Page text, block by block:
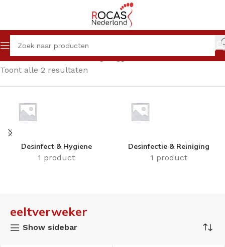
Home Winkel Producten getagged “eeltverweker”
Toont alle 2 resultaten
Desinfect & Hygiene
1 product
Desinfectie & Reiniging
1 product
eeltverweker
Show sidebar